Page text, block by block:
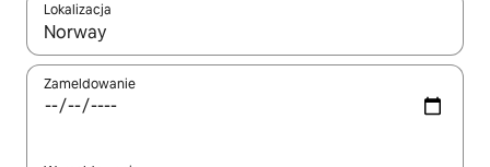
Lokalizacja
Gdy wyniki będą dostępne, możesz poruszać się po nich za
Zameldowanie